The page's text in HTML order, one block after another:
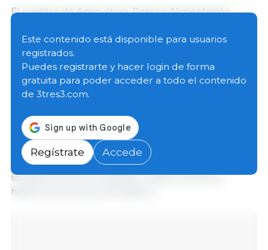
El ministro de Agricultura, Pesca y Alimentación
trabajos preparatorios para la Estrategia Nacional de
Alimentación. La inestabilidad geopolítica y la
transformación tecnológica exigen cambiar la forma
de producir, comprar y consumir alimentos
suministro constante y seguro de alimentos a la
población mediante un sistema de producción que
sea ambientalmente sostenible, económicamente
rentable, y socialmente justo, y que a la vez
fortalezca las comunidades rurales y fomente
hábitos alimenticios saludables.
Este contenido está disponible para usuarios
registrados.
Puedes registrarte y hacer login de forma
gratuita para poder acceder a todo el contenido
de 3tres3.com.
Regístrate Accede